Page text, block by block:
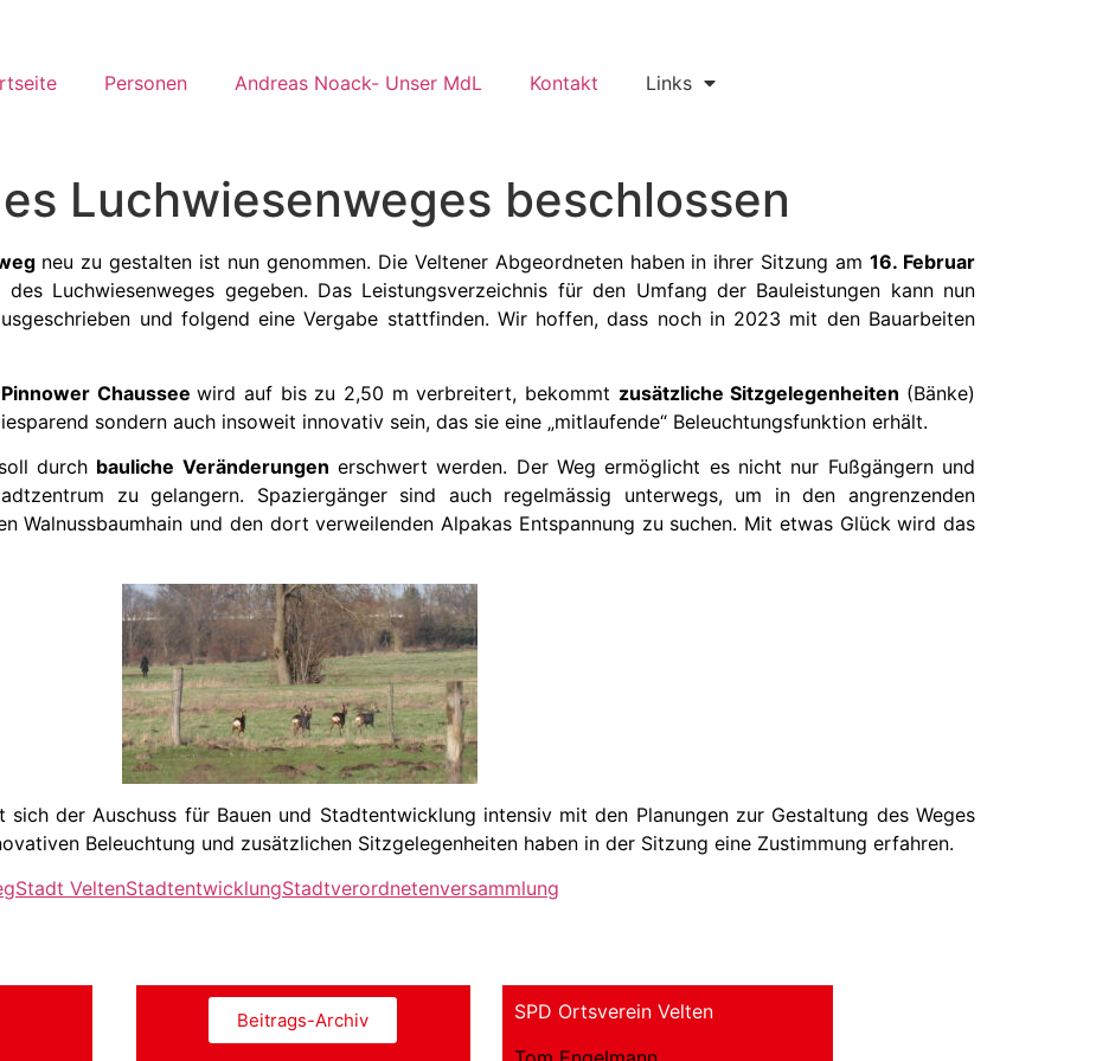
Personen Andreas Noack- Unser MdL Kontakt Links
Luchwiesenweges beschlossen
neu zu gestalten ist nun genommen. Die Veltener Abgeordneten haben in ihrer Sitzung am16. Februar
des Luchwiesenweges gegeben. Das Leistungsverzeichnis für den Umfang der Bauleistungen kann nun
und folgend eine Vergabe stattfinden. Wir hoffen, dass noch in 2023 mit den Bauarbeiten
Chausseewird auf bis zu 2,50 m verbreitert, bekommt zusätzliche Sitzgelegenheiten (Bänke)
sondern auch insoweit innovativ sein, das sie eine „mitlaufende“ Beleuchtungsfunktion erhält.
durch bauliche Veränderungen erschwert werden. Der Weg ermöglicht es nicht nur Fußgängern und
zu gelangern. Spaziergänger sind auch regelmässig unterwegs, um in den angrenzenden
Walnussbaumhain und den dort verweilenden Alpakas Entspannung zu suchen. Mit etwas Glück wird das
der Auschuss für Bauen und Stadtentwicklung intensiv mit den Planungen zur Gestaltung des Weges
Beleuchtung und zusätzlichen Sitzgelegenheiten haben in der Sitzung eine Zustimmung erfahren.
Stadt VeltenStadtentwicklungStadtverordnetenversammlung
Beitrags-Archiv
SPD Ortsverein Velten